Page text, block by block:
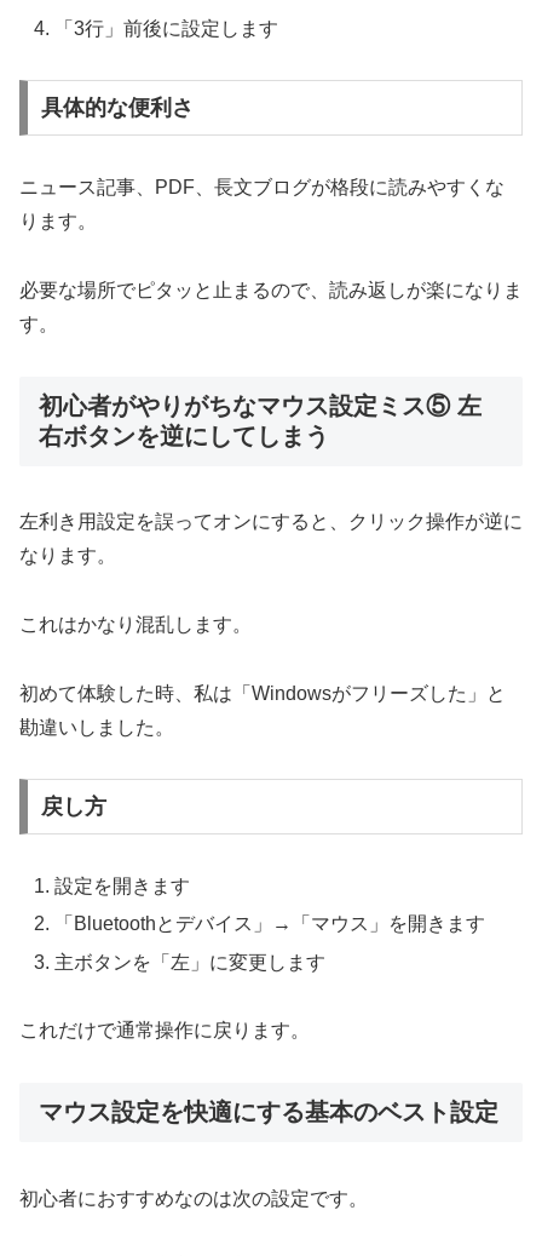
「3行」前後に設定します
具体的な便利さ
ニュース記事、PDF、長文ブログが格段に読みやすくな
ります。
必要な場所でピタッと止まるので、読み返しが楽になりま
す。
初心者がやりがちなマウス設定ミス⑤ 左
右ボタンを逆にしてしまう
左利き用設定を誤ってオンにすると、クリック操作が逆に
なります。
これはかなり混乱します。
初めて体験した時、私は「Windowsがフリーズした」と
勘違いしました。
戻し方
設定を開きます
「Bluetoothとデバイス」→「マウス」を開きます
主ボタンを「左」に変更します
これだけで通常操作に戻ります。
マウス設定を快適にする基本のベスト設定
初心者におすすめなのは次の設定です。